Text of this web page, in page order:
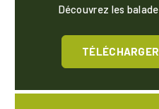
Découvrez les